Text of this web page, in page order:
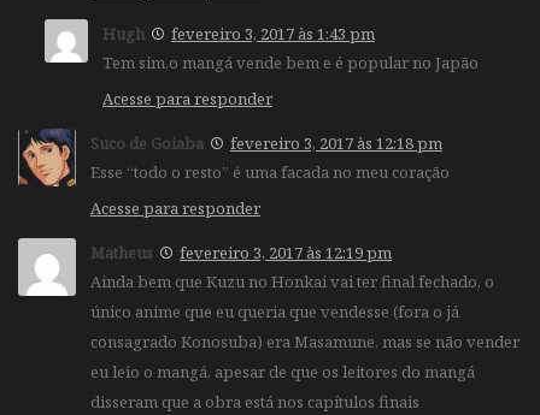
Hugh
fevereiro 3, 2017 às 1:43 pm
Tem sim,o mangá vende bem e é popular no Japão
Acesse para responder
Suco de Goiaba
fevereiro 3, 2017 às 12:18 pm
Esse “todo o resto” é uma facada no meu coração
Acesse para responder
Matheus
fevereiro 3, 2017 às 12:19 pm
Ainda bem que Kuzu no Honkai vai ter final fechado, o
único anime que eu queria que vendesse (fora o já
consagrado Konosuba) era Masamune, mas se não vender
eu leio o mangá, apesar de que os leitores do mangá
disseram que a obra está nos capítulos finais